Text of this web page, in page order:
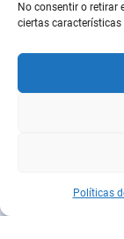
No consentir o retirar
ciertas características
Políticas